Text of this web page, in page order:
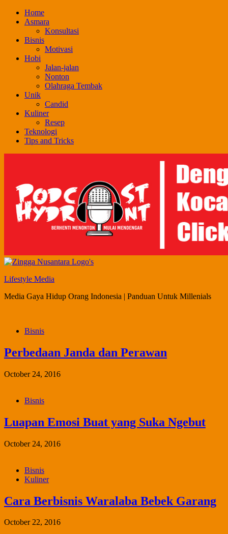
Skip
Home
Asmara
Konsultasi
Bisnis
Motivasi
Hobi
Jalan-jalan
Nonton
Olahraga Tembak
Unik
Candid
Kuliner
Resep
Teknologi
Tips and Tricks
Lifestyle Media
Media Gaya Hidup Orang Indonesia | Panduan Untuk Millenials
Bisnis
Perbedaan Janda dan Perawan
October 24, 2016
Bisnis
Luapan Emosi Buat yang Suka Ngebut
October 24, 2016
Bisnis
Kuliner
Cara Berbisnis Waralaba Bebek Garang
October 22, 2016